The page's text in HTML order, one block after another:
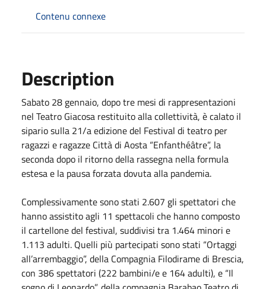
Contenu connexe
Description
Sabato 28 gennaio, dopo tre mesi di rappresentazioni
nel Teatro Giacosa restituito alla collettività, è calato il
sipario sulla 21/a edizione del Festival di teatro per
ragazzi e ragazze Città di Aosta “Enfanthéâtre”, la
seconda dopo il ritorno della rassegna nella formula
estesa e la pausa forzata dovuta alla pandemia.
Complessivamente sono stati 2.607 gli spettatori che
hanno assistito agli 11 spettacoli che hanno composto
il cartellone del festival, suddivisi tra 1.464 minori e
1.113 adulti. Quelli più partecipati sono stati “Ortaggi
all’arrembaggio”, della Compagnia Filodirame di Brescia,
con 386 spettatori (222 bambini/e e 164 adulti), e “Il